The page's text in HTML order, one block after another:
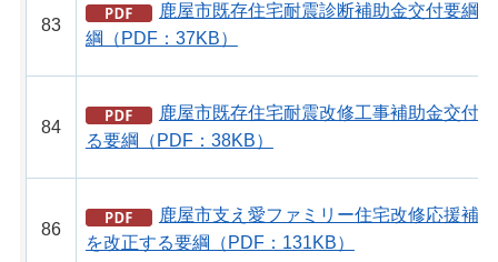
83
鹿屋市既存住宅耐震診断補助金交付要綱
綱（PDF：37KB）
84
鹿屋市既存住宅耐震改修工事補助金交付
る要綱（PDF：38KB）
86
鹿屋市支え愛ファミリー住宅改修応援補
を改正する要綱（PDF：131KB）